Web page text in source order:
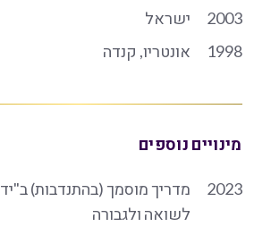
2003
ישראל
1998
אונטריו, קנדה
מינויים נוספים
2023
מדריך מוסמך (בהתנדבות)
לשואה ולגבורה